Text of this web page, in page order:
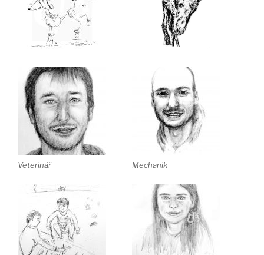
Veterinář Mechanik